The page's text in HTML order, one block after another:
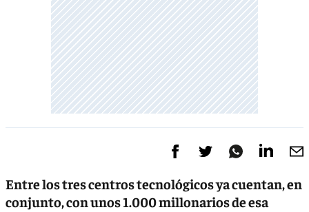
Entre los tres centros tecnológicos ya cuentan, en
conjunto, con unos 1.000 millonarios de esa